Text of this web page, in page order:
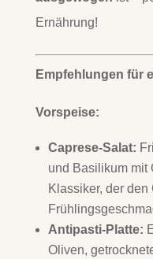
Ernährung!
Empfehlungen für
Vorspeise:
Caprese-Salat:
und Basilikum mit
Klassiker, der den
Antipasti-Platte:
Oliven,